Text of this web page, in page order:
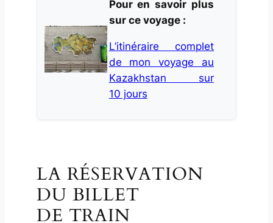
Pour en savoir plus
sur ce voyage :
L’itinéraire complet
de mon voyage au
Kazakhstan sur
10 jours
LA RÉSERVATION
DU BILLET
DE TRAIN